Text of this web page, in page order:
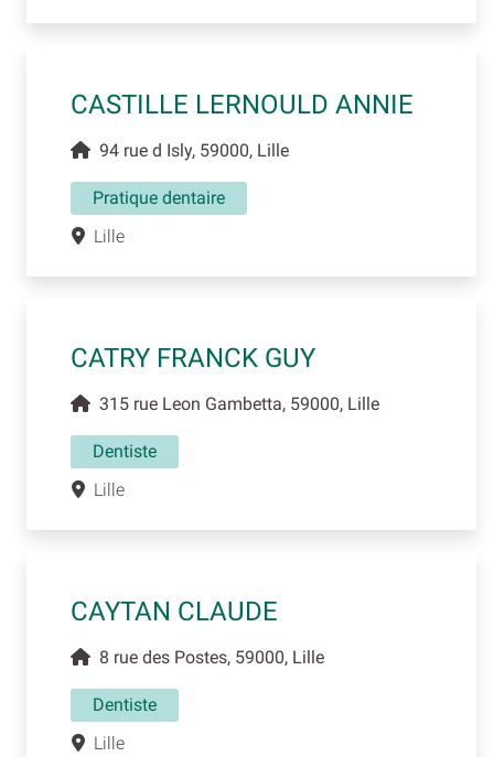
CASTILLE LERNOULD ANNIE
94 rue d Isly, 59000, Lille
Pratique dentaire
Lille
CATRY FRANCK GUY
315 rue Leon Gambetta, 59000, Lille
Dentiste
Lille
CAYTAN CLAUDE
8 rue des Postes, 59000, Lille
Dentiste
Lille